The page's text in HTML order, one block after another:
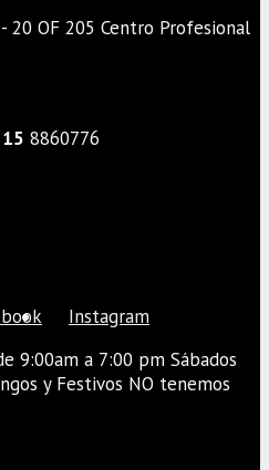
20 OF 205 Centro Profesional
8860776
Instagram
9:00am a 7:00 pm Sábados
y Festivos NO tenemos